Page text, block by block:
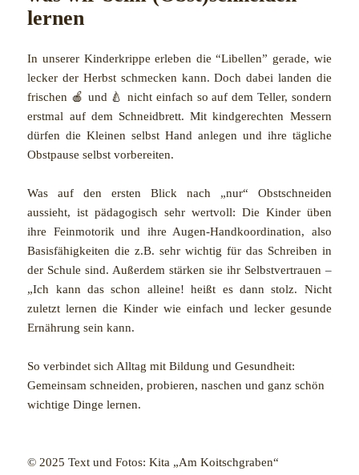
lernen
In unserer Kinderkrippe erleben die “Libellen” gerade, wie
lecker der Herbst schmecken kann. Doch dabei landen die
frischen 🍎 und 🍐 nicht einfach so auf dem Teller, sondern
erstmal auf dem Schneidbrett. Mit kindgerechten Messern
dürfen die Kleinen selbst Hand anlegen und ihre tägliche
Obstpause selbst vorbereiten.
Was auf den ersten Blick nach „nur“ Obstschneiden
aussieht, ist pädagogisch sehr wertvoll: Die Kinder üben
ihre Feinmotorik und ihre Augen-Handkoordination, also
Basisfähigkeiten die z.B. sehr wichtig für das Schreiben in
der Schule sind. Außerdem stärken sie ihr Selbstvertrauen –
„Ich kann das schon alleine! heißt es dann stolz. Nicht
zuletzt lernen die Kinder wie einfach und lecker gesunde
Ernährung sein kann.
So verbindet sich Alltag mit Bildung und Gesundheit:
Gemeinsam schneiden, probieren, naschen und ganz schön
wichtige Dinge lernen.
© 2025 Text und Fotos: Kita „Am Koitschgraben“